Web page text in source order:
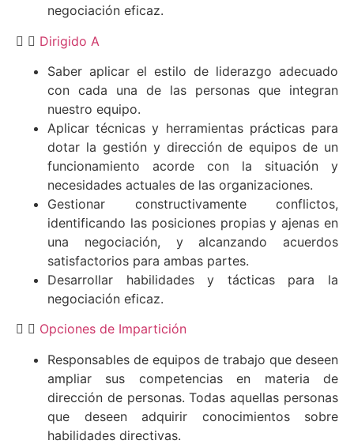
negociación eficaz.
Dirigido A
Saber aplicar el estilo de liderazgo adecuado
con cada una de las personas que integran
nuestro equipo.
Aplicar técnicas y herramientas prácticas para
dotar la gestión y dirección de equipos de un
funcionamiento acorde con la situación y
necesidades actuales de las organizaciones.
Gestionar constructivamente conflictos,
identificando las posiciones propias y ajenas en
una negociación, y alcanzando acuerdos
satisfactorios para ambas partes.
Desarrollar habilidades y tácticas para la
negociación eficaz.
Opciones de Impartición
Responsables de equipos de trabajo que deseen
ampliar sus competencias en materia de
dirección de personas. Todas aquellas personas
que deseen adquirir conocimientos sobre
habilidades directivas.